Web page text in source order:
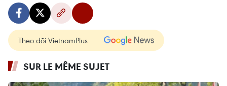
Theo dõi VietnamPlus
SUR LE MÊME SUJET